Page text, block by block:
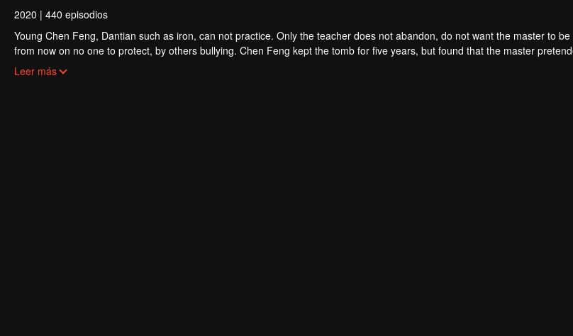
2020 | 440 episodios
Young Chen Feng, Dantian such as iron, can not practice. Only the teacher does not abandon, do not want the master to
from now on no one to protect, by others bullying. Chen Feng kept the tomb for five years, but found that the master
the master left the supreme dragon blood, mysterious ancient tripod. From then on, Chen Feng rose up against the sky, set
Leer más